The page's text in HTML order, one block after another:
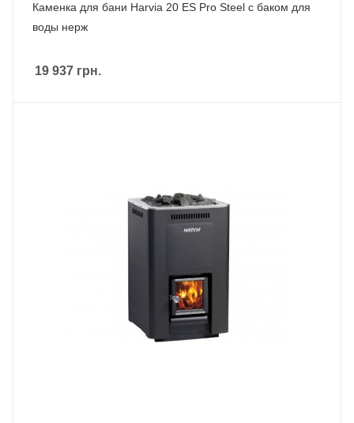
Каменка для бани Harvia 20 ES Pro Steel с баком для
воды нерж
19 937 грн.